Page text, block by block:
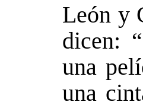
León y
dicen: “
una
una